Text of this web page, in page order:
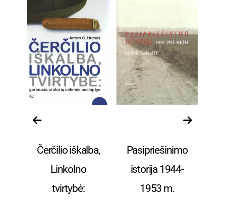
Čerčilio iškalba,
Linkolno
tvirtybė:
Pasipriešinimo
istorija 1944-
1953 m.